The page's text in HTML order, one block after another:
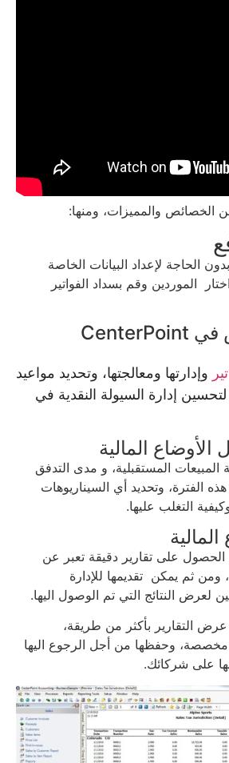
الخصائص والمميزات، ومنها:
الحاجة لإعداد البيانات الخاصة
الموردين وقم بسداد الفواتير
حسابات القبض في CenterPoint
وإدارتها ومعالجتها، وتحديد مواعيد
إدارة السيولة النقدية في
الأوضاع المالية
المستقبلية، و مدى التدفق
الفترة، وتحديد أي السيناريوهات
التغلب عليها.
على تقارير دقيقة تعبر عن
ومن ثم يمكن تقديمها للإدارة
لعرض النتائج التي تم الوصول اليها.
عرض التقارير بأكثر من طريقة،
وحفظها من أجل الرجوع اليها
على شركائك.